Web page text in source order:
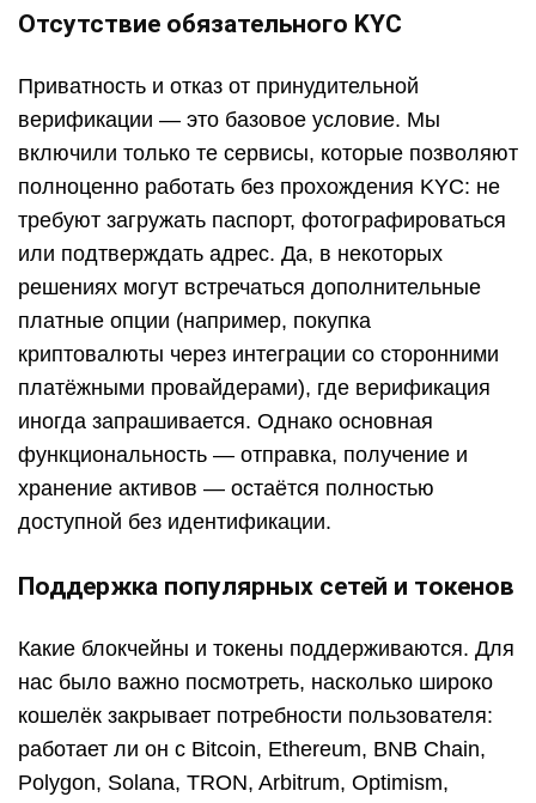
Отсутствие обязательного KYC
Приватность и отказ от принудительной
верификации — это базовое условие. Мы
включили только те сервисы, которые позволяют
полноценно работать без прохождения KYC: не
требуют загружать паспорт, фотографироваться
или подтверждать адрес. Да, в некоторых
решениях могут встречаться дополнительные
платные опции (например, покупка
криптовалюты через интеграции со сторонними
платёжными провайдерами), где верификация
иногда запрашивается. Однако основная
функциональность — отправка, получение и
хранение активов — остаётся полностью
доступной без идентификации.
Поддержка популярных сетей и токенов
Какие блокчейны и токены поддерживаются. Для
нас было важно посмотреть, насколько широко
кошелёк закрывает потребности пользователя:
работает ли он с Bitcoin, Ethereum, BNB Chain,
Polygon, Solana, TRON, Arbitrum, Optimism,